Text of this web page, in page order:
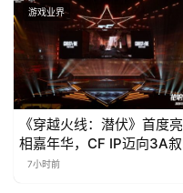
中
文
中
国
)
游戏业界
《穿越火线：潜伏》首度亮
相嘉年华，CF IP迈向3A叙
事新高度
7小时前